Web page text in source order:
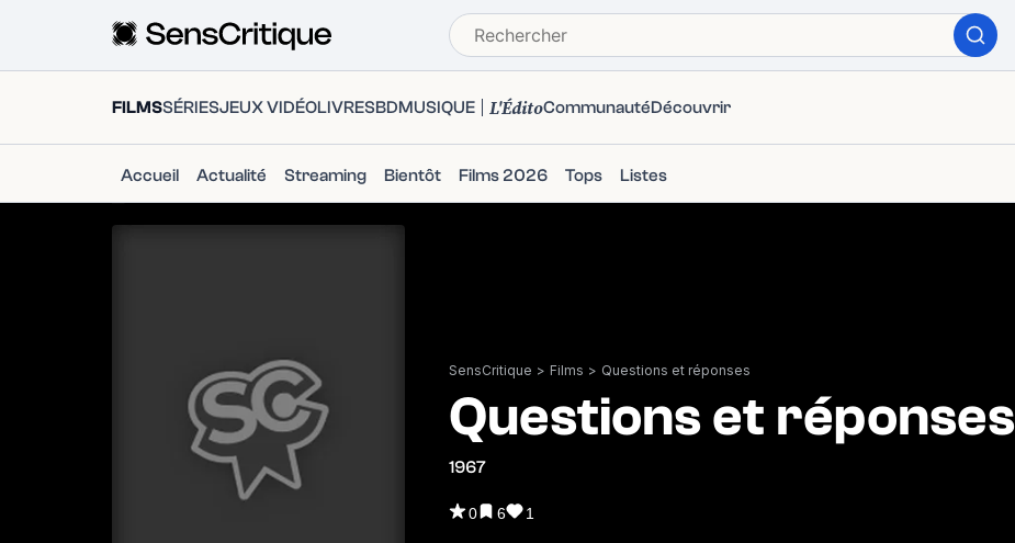
FILMSSÉRIESJEUX VIDÉOLIVRESBDMUSIQUE L'ÉditoCommunautéDécouvrir
Accueil Actualité Streaming Bientôt Films 2026 Tops Listes
SensCritique > Films > Questions et réponses
Questions et réponses
1967
0 6 1